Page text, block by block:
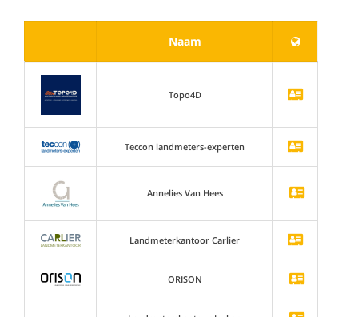
Naam
Topo4D
Teccon landmeters-experten
Annelies Van Hees
Landmeterkantoor Carlier
ORISON